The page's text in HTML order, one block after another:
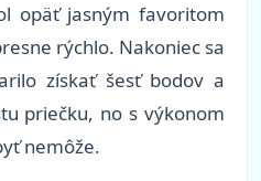
opäť jasným favoritom
rýchlo. Nakoniec sa
získať šesť bodov a
priečku, no s výkonom
nemôže.